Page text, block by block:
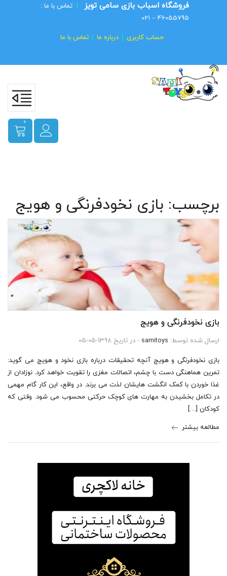
فروشگاه اسباب بازی سامی تویز | تماس با ما :
46055795 – 021
حساب کاربری درباره ما تماس با ما
0
برچسب: بازی نخودفرنگی و هویج
بازی نخودفرنگی و هویج
ارسال شده توسط: samitoys - در تاریخ 1398-05-05
بازی نخودفرنگی و هویج آنچه تحقیقات درباره بازی نخود و هویج می گوید:
تمرین هماهنگی دست با چشم، اتصالات مغزی را تقویت خواهد کرد. نوزادان از
غذا خوردن با کمک انگشت هایشان لذت می برند. در واقع، این کار گام مهمی
در تکامل بخشیدن به مهارت های کوچک حرکتی محسوب می شود. وقتی که
کودکان […]
مطالعه بیشتر